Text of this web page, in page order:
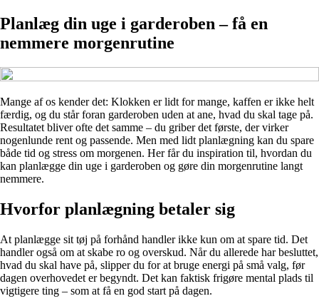
Planlæg din uge i garderoben – få en
nemmere morgenrutine
Mange af os kender det: Klokken er lidt for mange, kaffen er ikke helt
færdig, og du står foran garderoben uden at ane, hvad du skal tage på.
Resultatet bliver ofte det samme – du griber det første, der virker
nogenlunde rent og passende. Men med lidt planlægning kan du spare
både tid og stress om morgenen. Her får du inspiration til, hvordan du
kan planlægge din uge i garderoben og gøre din morgenrutine langt
nemmere.
Hvorfor planlægning betaler sig
At planlægge sit tøj på forhånd handler ikke kun om at spare tid. Det
handler også om at skabe ro og overskud. Når du allerede har besluttet,
hvad du skal have på, slipper du for at bruge energi på små valg, før
dagen overhovedet er begyndt. Det kan faktisk frigøre mental plads til
vigtigere ting – som at få en god start på dagen.